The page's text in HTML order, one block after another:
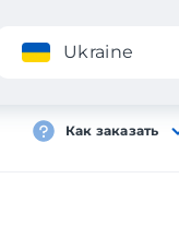
Как заказать
Ukraine